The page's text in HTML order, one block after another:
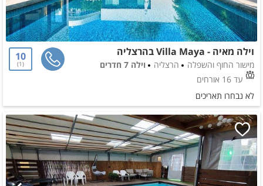
וילה מאיה - Villa Maya בהרצליה
מישור החוף והשפלה הרצליה
וילה 7 חדרים
עד 16 אורחים
10
1
לא נבחרו תאריכים